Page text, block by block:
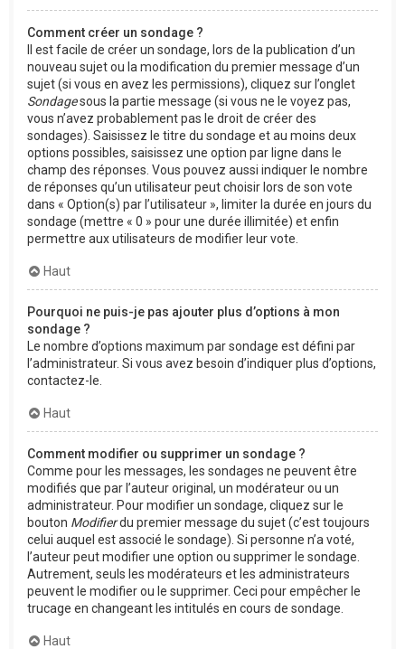
Comment créer un sondage ?
Il est facile de créer un sondage, lors de la publication d’un
nouveau sujet ou la modification du premier message d’un
sujet (si vous en avez les permissions), cliquez sur l’onglet
Sondagesous la partie message (si vous ne le voyez pas,
vous n’avez probablement pas le droit de créer des
sondages). Saisissez le titre du sondage et au moins deux
options possibles, saisissez une option par ligne dans le
champ des réponses. Vous pouvez aussi indiquer le nombre
de réponses qu’un utilisateur peut choisir lors de son vote
dans « Option(s) par l’utilisateur », limiter la durée en jours du
sondage (mettre « 0 » pour une durée illimitée) et enfin
permettre aux utilisateurs de modifier leur vote.
Haut
Pourquoi ne puis-je pas ajouter plus d’options à mon
sondage ?
Le nombre d’options maximum par sondage est défini par
l’administrateur. Si vous avez besoin d’indiquer plus d’options,
contactez-le.
Haut
Comment modifier ou supprimer un sondage ?
Comme pour les messages, les sondages ne peuvent être
modifiés que par l’auteur original, un modérateur ou un
administrateur. Pour modifier un sondage, cliquez sur le
bouton Modifierdu premier message du sujet (c’est toujours
celui auquel est associé le sondage). Si personne n’a voté,
l’auteur peut modifier une option ou supprimer le sondage.
Autrement, seuls les modérateurs et les administrateurs
peuvent le modifier ou le supprimer. Ceci pour empêcher le
trucage en changeant les intitulés en cours de sondage.
Haut